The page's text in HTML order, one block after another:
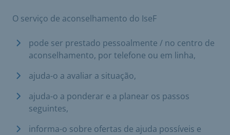
O serviço de aconselhamento do IseF
pode ser prestado pessoalmente / no centro de
aconselhamento, por telefone ou em linha,
ajuda-o a avaliar a situação,
ajuda-o a ponderar e a planear os passos
seguintes,
informa-o sobre ofertas de ajuda possíveis e